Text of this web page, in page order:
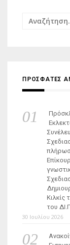
Αναζήτηση
ΠΡΟΣΦΑΤΕΣ
Κιλκίς
του
30 Ιουλίου 2026